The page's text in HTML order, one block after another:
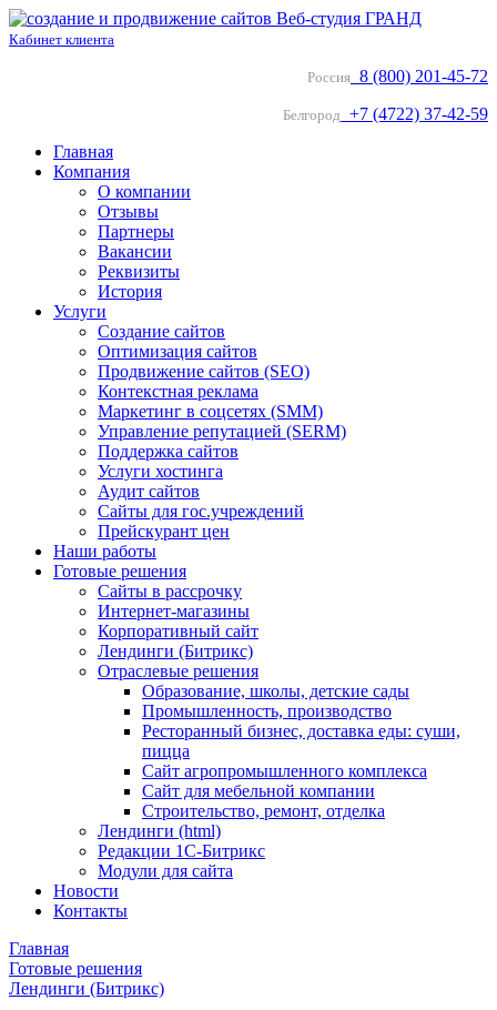
Кабинет клиента
Россия 8 (800) 201-45-72
Белгород +7 (4722) 37-42-59
Главная
Компания
О компании
Отзывы
Партнеры
Вакансии
Реквизиты
История
Услуги
Создание сайтов
Оптимизация сайтов
Продвижение сайтов (SEO)
Контекстная реклама
Маркетинг в соцсетях (SMM)
Управление репутацией (SERM)
Поддержка сайтов
Услуги хостинга
Аудит сайтов
Сайты для гос.учреждений
Прейскурант цен
Наши работы
Готовые решения
Сайты в рассрочку
Интернет-магазины
Корпоративный сайт
Лендинги (Битрикс)
Отраслевые решения
Образование, школы, детские сады
Промышленность, производство
Ресторанный бизнес, доставка еды: суши,
пицца
Сайт агропромышленного комплекса
Сайт для мебельной компании
Строительство, ремонт, отделка
Лендинги (html)
Редакции 1С-Битрикс
Модули для сайта
Новости
Контакты
Главная
Готовые решения
Лендинги (Битрикс)